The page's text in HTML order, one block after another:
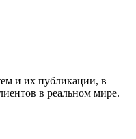
и их публикации, в
в реальном мире.